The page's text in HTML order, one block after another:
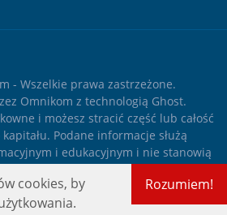
- Wszelkie prawa zastrzeżone.
Omnikom z technologią Ghost.
i możesz stracić część lub całość
Podane informacje służą
i edukacyjnym i nie stanowią
finansowej ani rekomendacji
inwestycyjnej.
Rozumiem!
cookies, by